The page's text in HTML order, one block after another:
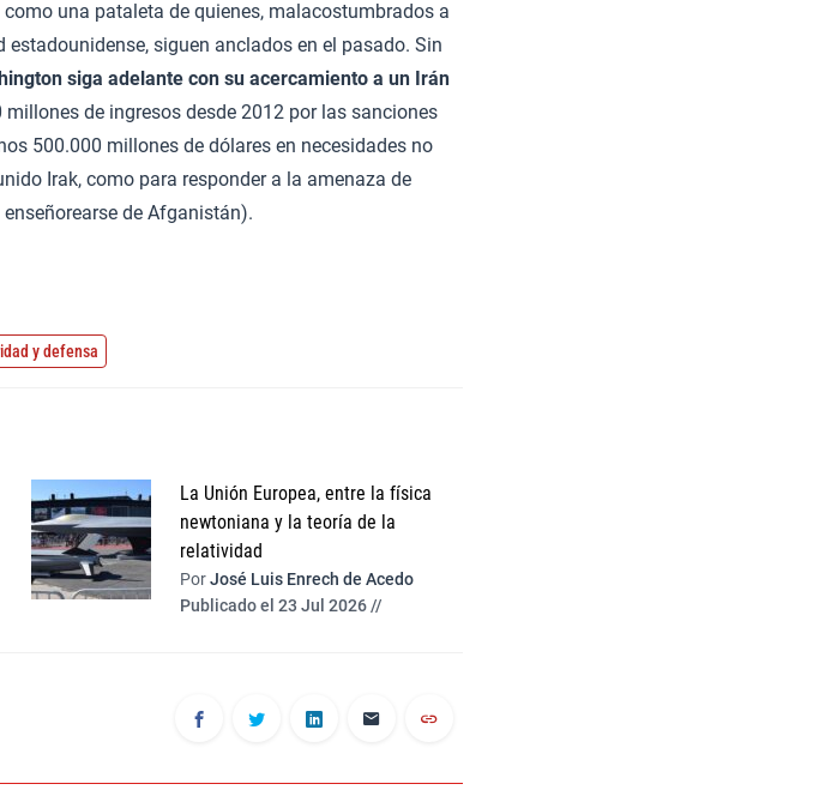
una pataleta de quienes, malacostumbrados a
siguen anclados en el pasado. Sin
siga adelante con su acercamiento a un Irán
de ingresos desde 2012 por las sanciones
500.000 millones de dólares en necesidades no
Irak, como para responder a la amenaza de
de Afganistán).
y defensa
La Unión Europea, entre la física
newtoniana y la teoría de la
relatividad
PorJosé Luis Enrech de Acedo
Publicado el 23 Jul 2026 //